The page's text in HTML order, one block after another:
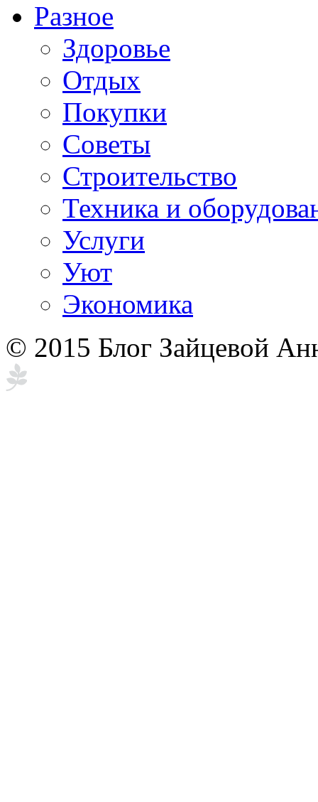
Разное
Здоровье
Отдых
Покупки
Советы
Строительство
Техника и
Услуги
Уют
Экономика
© 2015 Блог Зайцевой